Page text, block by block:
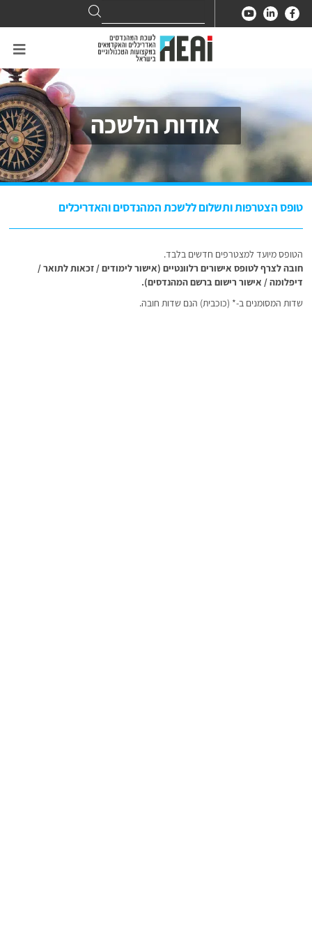
for:
Search
אודות הלשכה
טופס הצטרפות ותשלום ללשכת המהנדסים והאדריכלים
הטופס מיועד למצטרפים חדשים בלבד.
חובה לצרף לטופס אישורים רלוונטיים (אישור לימודים / זכאות לתואר /
דיפלומה / אישור רישום ברשם המהנדסים).
שדות המסומנים ב-* (כוכבית) הנם שדות חובה.